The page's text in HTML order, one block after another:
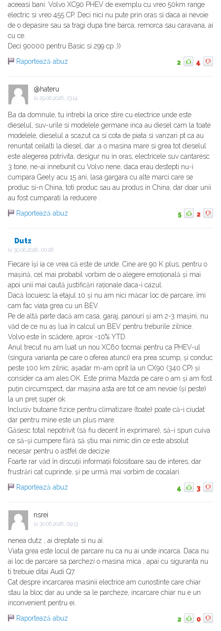
aceeasi bani: Volvo XC90 PHEV de exemplu cu vreo 50km range
electric si vreo 455 CP. Deci nici nu pute prin oras si daca ai nevoie
de o depasire sau sa tragi dupa tine barca, remorca sau caravana, ai
cu ce.
Deci 90000 pentru Basic si 299 cp :))
Raportează abuz
2 4
@hateru
la 29.06.2026, 23:14
Ba da domnule, tu intrebi la orice stire cu electrice unde este
dieselul, suv-urile si modelele germane inca au diesel cam la toate
modelele, dieselul a scazut ca si cota de piata si vanzari pt ca au
renuntat ceilalti la diesel, dar ;a o masina mare si grea tot dieselul
este alegerea potrivita, desigur nu in oras, electricele suv cantaresc
3 tone, ne-ai innebunit cu Volvo nene, daca erau destepti nu-i
cumpara Geely acu 15 ani, lasa gargara cu alte marci care se
produc si-n China, toti produc sau au produs in China, dar doar unii
au fost cumparati la reducere .
Raportează abuz
5 2
Dutz
la 30.06.2026, 00:28
Fiecare își ia ce vrea că este de unde. Cine are 90 K plus, pentru o
mașină, cel mai probabil vorbim de o alegere emoțională și mai
apoi unii mai caută justificări raționale daca-i cazul.
Dacă locuiesc la etajul 10 și nu am nici măcar loc de parcare, îmi
cam fac viața grea cu un BEV.
Pe de altă parte dacă am casa, garaj, panouri și am 2-3 mașini, nu
văd de ce nu aș lua în calcul un BEV pentru treburile zilnice.
Volvo este în scădere, aprox -10% YTD.
Anul trecut nu am luat un nou XC60 tocmai pentru ca PHEV-ul
(singura varianta pe care o oferea atunci) era prea scump, și conduc
peste 100 km zilnic, așadar m-am oprit la un CX90 (340 CP) și
consider ca am ales OK. Este prima Mazda pe care o am și am fost
puțin circumspect, dar mașina asta are tot ce am nevoie (și peste)
la un preț super ok.
Inclusiv butoane fizice pentru climatizare (toate) poate că-i ciudat
dar pentru mine este un plus mare.
Găsesc total nepotrivit (să fiu decent în exprimare), să-i spun cuiva
ce să-și cumpere fără să știu mai nimic din ce este absolut
necesar pentru o astfel de decizie.
Foarte rar văd în discuții informații folositoare sau de interes, dar
frustrări cat cuprinde, și pe urmă mai vorbim de cocalari.
Raportează abuz
4 3
nsrei
la 30.06.2026, 09:13
nenea dutz , ai dreptate si nu ai.
Viata grea este locul de parcare nu ca nu ai unde incarca. Daca nu
ai loc de parcare sa parchezi o masina mica , apai cu siguranta nu
ti trebuie ditai Audi Q7.
Cat despre incarcarea masinii electrice am cunostinte care chiar
stau la bloc dar au unde sa le parcheze, incarcare chiar nu e un
inconvenient pentru ei.
Raportează abuz
2 0